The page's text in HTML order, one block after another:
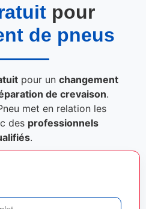
pour
de pneus
pour unchangement
de crevaison.
met en relation les
des professionnels
.